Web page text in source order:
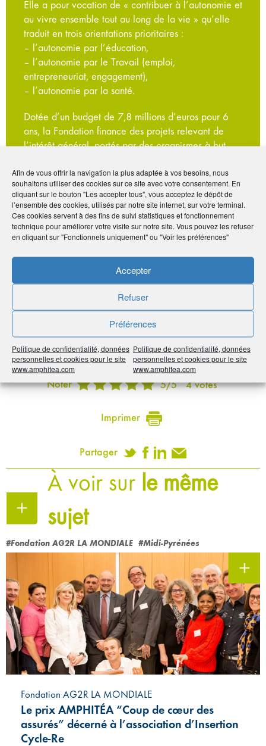
Afin de vous offrir la navigation la plus adaptée à vos besoins, nous
souhaitons utiliser des cookies sur ce site avec votre consentement. En
cliquant sur le bouton "Les accepter tous", vous acceptez le dépôt de
l’ensemble des cookies, utilisés par notre site internet, sur votre terminal.
Ces cookies servent à des fins de suivi statistiques et fonctionnement
technique pour améliorer votre visite sur notre site. Vous pouvez les refuser
en cliquant sur "Fonctionnels uniquement" ou "Voir les préférences"
Accepter
Refuser
Préférences
Politique de confidentialité, données
personnelles et cookies pour le site
www.amphitea.com
Politique de confidentialité, données
personnelles et cookies pour le site
www.amphitea.com
Elle a pour vocation de « contribuer à l’autonomie et
au vivre ensemble tout au long de la vie » qu’elle
traduit en trois orientations prioritaires :
– l’autonomie par l’éducation,
– l’autonomie par le Travail (emploi,
entrepreneuriat, engagement),
– l’autonomie par la santé.
Dotée d’un budget de 7,8 millions d’euros pour 6
ans, la Fondation finance des projets relevant de
l’intérêt général, portés par des organismes à but
En savoirplus
La Fondation AG2R LA MONDIALE
Présentation des structures aidées
Publié le :16 juin 2020
Noter 5/5 4votes
Imprimer
Partager
À voir sur le même
sujet
#Fondation AG2R LA MONDIALE #Midi-Pyrénées
Fondation AG2R LA MONDIALE
Le prix AMPHITÉA “Coup de cœur des
assurés” décerné à l’association d’Insertion
Cycle-Re